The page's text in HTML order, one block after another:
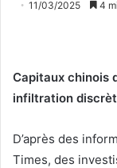
11/03/2025 4
Capitaux chinois
infiltration
D’après des
Times, des